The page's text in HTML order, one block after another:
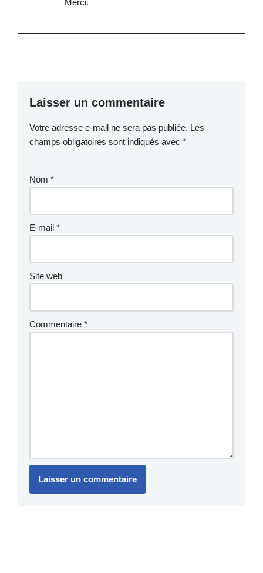
Laisser un commentaire
Votre adresse e-mail ne sera pas publiée. Les
champs obligatoires sont indiqués avec *
Nom *
E-mail *
Site web
Commentaire *